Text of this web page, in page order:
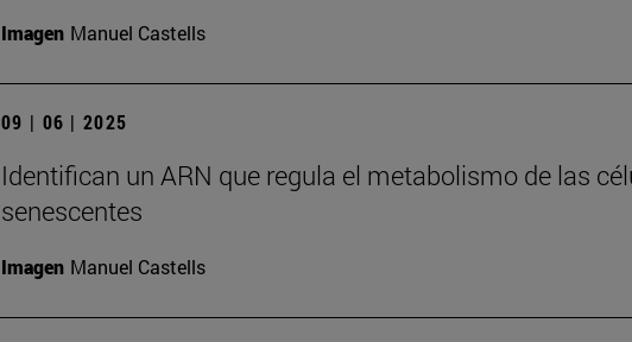
Imagen Manuel Castells
09 | 06 | 2025
Identifican un ARN que regula el metabolismo de las
senescentes
Imagen Manuel Castells